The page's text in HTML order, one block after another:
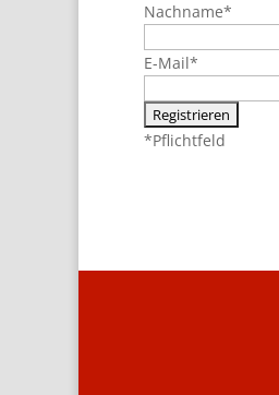
Nachname*
E-Mail*
*Pflichtfeld